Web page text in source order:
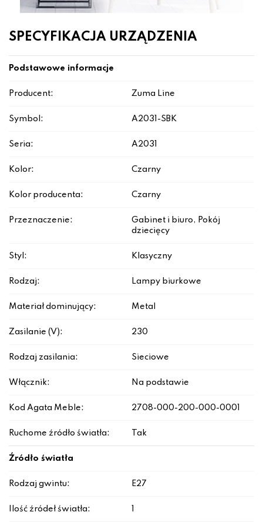
SPECYFIKACJA URZĄDZENIA
Podstawowe informacje
Producent: Zuma Line
Symbol: A2031-SBK
Seria: A2031
Kolor: Czarny
Kolor producenta: Czarny
Przeznaczenie:
Gabinet i biuro, Pokój
dziecięcy
Styl: Klasyczny
Rodzaj: Lampy biurkowe
Materiał dominujący: Metal
Zasilanie (V): 230
Rodzaj zasilania: Sieciowe
Włącznik: Na podstawie
Kod Agata Meble: 2708-000-200-000-0001
Ruchome źródło światła: Tak
Źródło światła
Rodzaj gwintu: E27
Ilość źródeł światła: